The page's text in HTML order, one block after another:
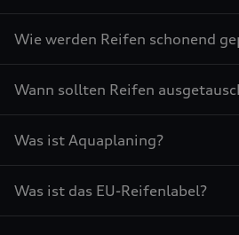
Wie werden Reifen schonend
Wann sollten Reifen
Was ist Aquaplaning?
Was ist das EU-Reifenlabel?